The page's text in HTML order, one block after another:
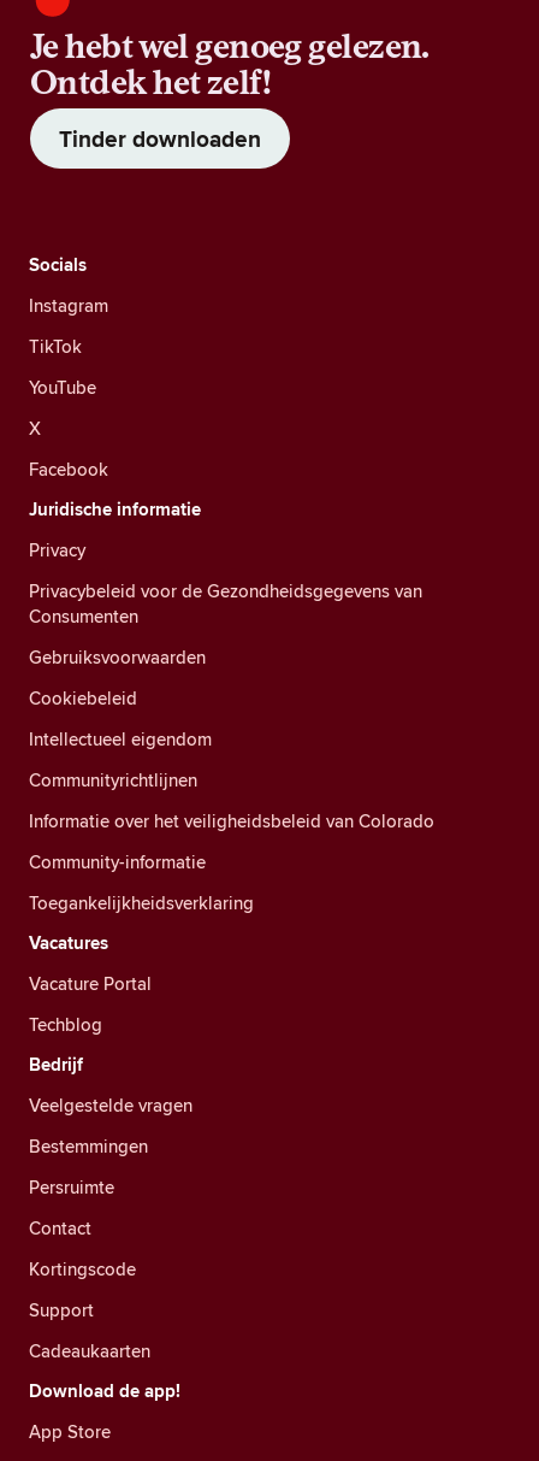
Je hebt wel genoeg gelezen.
Ontdek het zelf!
Tinder downloaden
Socials
Instagram
TikTok
YouTube
X
Facebook
Juridische informatie
Privacy
Privacybeleid voor de Gezondheidsgegevens van
Consumenten
Gebruiksvoorwaarden
Cookiebeleid
Intellectueel eigendom
Communityrichtlijnen
Informatie over het veiligheidsbeleid van Colorado
Community-informatie
Toegankelijkheidsverklaring
Vacatures
Vacature Portal
Techblog
Bedrijf
Veelgestelde vragen
Bestemmingen
Persruimte
Contact
Kortingscode
Support
Cadeaukaarten
Download de app!
App Store